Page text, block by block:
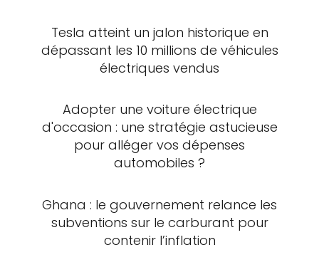
Tesla atteint un jalon historique en
dépassant les 10 millions de véhicules
électriques vendus
Adopter une voiture électrique
d'occasion : une stratégie astucieuse
pour alléger vos dépenses
automobiles ?
Ghana : le gouvernement relance les
subventions sur le carburant pour
contenir l’inflation